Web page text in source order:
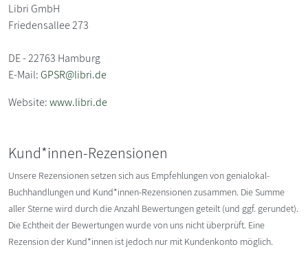
Libri GmbH
Friedensallee 273
DE - 22763 Hamburg
E-Mail:GPSR@libri.de
Website:www.libri.de
Kund*innen-Rezensionen
Unsere Rezensionen setzen sich aus Empfehlungen von genialokal-
Buchhandlungen und Kund*innen-Rezensionen zusammen. Die Summe
aller Sterne wird durch die Anzahl Bewertungen geteilt (und ggf. gerundet).
Die Echtheit der Bewertungen wurde von uns nicht überprüft. Eine
Rezension der Kund*innen ist jedoch nur mit Kundenkonto möglich.